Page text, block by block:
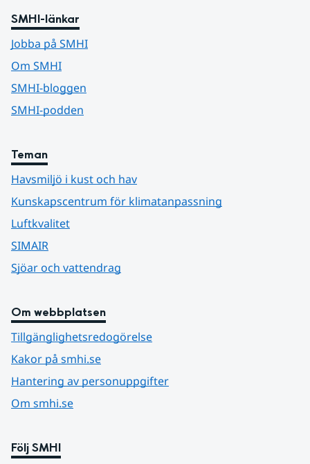
SMHI-länkar
Jobba på SMHI
Om SMHI
SMHI-bloggen
SMHI-podden
Teman
Havsmiljö i kust och hav
Kunskapscentrum för klimatanpassning
Luftkvalitet
SIMAIR
Sjöar och vattendrag
Om webbplatsen
Tillgänglighetsredogörelse
Kakor på smhi.se
Hantering av personuppgifter
Om smhi.se
Följ SMHI